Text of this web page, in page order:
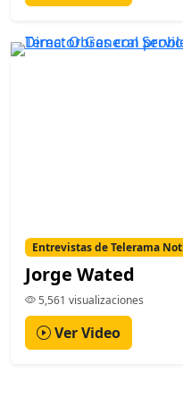
Entrevistas de Telerama
Jorge Wated
5,561 visualizaciones
Ver Video